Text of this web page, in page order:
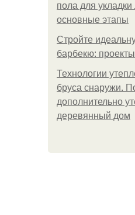
пола для
основные этапы
Стройте
барбекю:
Технологии
бруса снаружи.
дополнительно
деревянный дом